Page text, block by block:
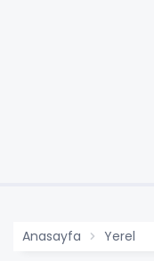
Anasayfa Yerel